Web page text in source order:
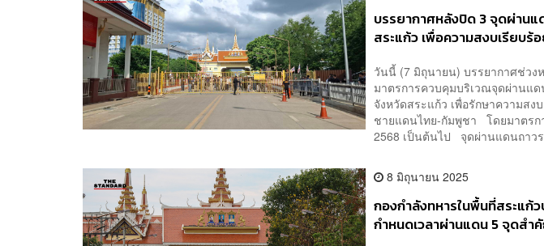
บรรยากาศหลังปิด 3 จุดผ่าน
สระแก้ว เพื่อความสงบเรียบ
วันนี้ (7 มิถุนายน) บรรยากาศช่วง
มาตรการควบคุมบริเวณจุดผ่านแ
จังหวัดสระแก้ว เพื่อรักษาความส
ชายแดนไทย-กัมพูชา โดยมาตร
2568 เป็นต้นไป จุดผ่านแดนถาว
8 มิถุนายน 2025
กองกำลังทหารในพื้นที่สระแก้
กำหนดเวลาผ่านแดน 5 จุดสำ